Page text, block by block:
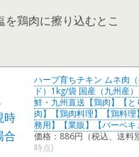
鶏肉に擦り込むとこ
ハーブ育ちチキン ムネ肉
ド）1kg/袋 国産（九州産
鮮・九州直送【鶏肉】【
肉】【鶏肉料理】【鶏料
務用】【業販】【バーベ
価格：886円（税込、送料
時点)